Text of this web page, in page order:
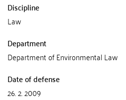
Discipline
Law
Department
Department of Environmental Law
Date of defense
26. 2. 2009